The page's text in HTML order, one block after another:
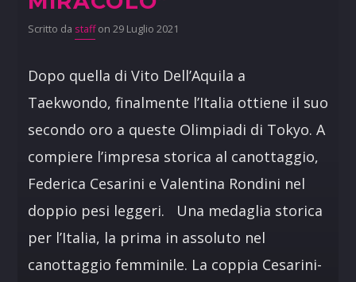
Scritto da staffon 29 Luglio 2021
Dopo quella di Vito Dell’Aquila a
Taekwondo, finalmente l’Italia ottiene il suo
secondo oro a queste Olimpiadi di Tokyo. A
compiere l’impresa storica al canottaggio,
Federica Cesarini e Valentina Rondini nel
doppio pesi leggeri. Una medaglia storica
per l’Italia, la prima in assoluto nel
canottaggio femminile. La coppia Cesarini-